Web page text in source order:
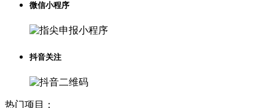
微信小程序
抖音关注
热门项目：